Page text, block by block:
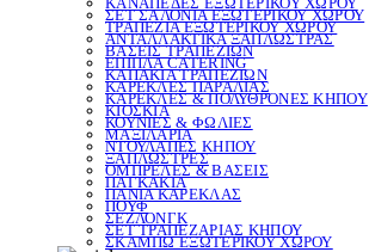
ΣΕΤ ΣΑΛΟΝΙΑ ΕΞΩΤΕΡΙΚΟΥ ΧΩΡΟΥ
ΤΡΑΠΕΖΙΑ ΕΞΩΤΕΡΙΚΟΥ ΧΩΡΟΥ
ΑΝΤΑΛΛΑΚΤΙΚΑ ΞΑΠΛΩΣΤΡΑΣ
ΒΑΣΕΙΣ ΤΡΑΠΕΖΙΩΝ
ΕΠΙΠΛΑ CATERING
ΚΑΠΑΚΙΑ ΤΡΑΠΕΖΙΩΝ
ΚΑΡΕΚΛΕΣ ΠΑΡΑΛΙΑΣ
ΚΑΡΕΚΛΕΣ & ΠΟΛΥΘΡΟΝΕΣ ΚΗΠΟΥ
ΚΙΟΣΚΙΑ
ΚΟΥΝΙΕΣ & ΦΩΛΙΕΣ
ΜΑΞΙΛΑΡΙΑ
ΝΤΟΥΛΑΠΕΣ ΚΗΠΟΥ
ΞΑΠΛΩΣΤΡΕΣ
ΟΜΠΡΕΛΕΣ & ΒΑΣΕΙΣ
ΠΑΓΚΑΚΙΑ
ΠΑΝΙΑ ΚΑΡΕΚΛΑΣ
ΠΟΥΦ
ΣΕΖΛΟΝΓΚ
ΣΕΤ ΤΡΑΠΕΖΑΡΙΑΣ ΚΗΠΟΥ
ΣΚΑΜΠΩ ΕΞΩΤΕΡΙΚΟΥ ΧΩΡΟΥ